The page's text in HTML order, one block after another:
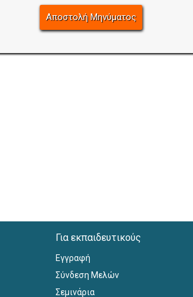
Για εκπαιδευτικούς
Εγγραφή
Σύνδεση Μελών
Σεμινάρια